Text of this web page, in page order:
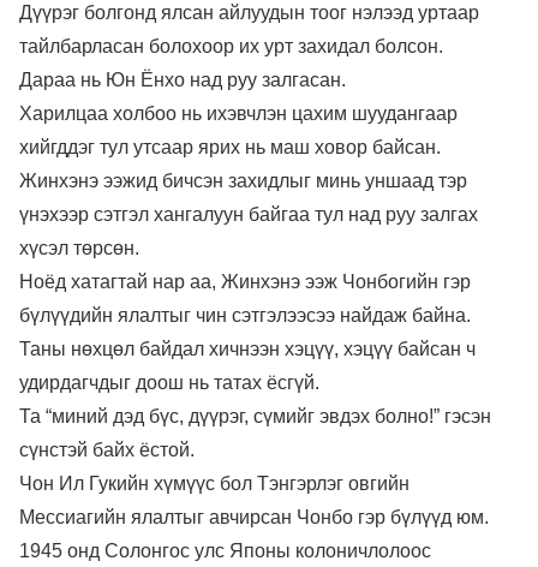
Дүүрэг болгонд ялсан айлуудын тоог нэлээд уртаар
тайлбарласан болохоор их урт захидал болсон.
Дараа нь Юн Ёнхо над руу залгасан.
Харилцаа холбоо нь ихэвчлэн цахим шуудангаар
хийгддэг тул утсаар ярих нь маш ховор байсан.
Жинхэнэ ээжид бичсэн захидлыг минь уншаад тэр
үнэхээр сэтгэл хангалуун байгаа тул над руу залгах
хүсэл төрсөн.
Ноёд хатагтай нар аа, Жинхэнэ ээж Чонбогийн гэр
бүлүүдийн ялалтыг чин сэтгэлээсээ найдаж байна.
Таны нөхцөл байдал хичнээн хэцүү, хэцүү байсан ч
удирдагчдыг доош нь татах ёсгүй.
Та “миний дэд бүс, дүүрэг, сүмийг эвдэх болно!” гэсэн
сүнстэй байх ёстой.
Чон Ил Гукийн хүмүүс бол Тэнгэрлэг овгийн
Мессиагийн ялалтыг авчирсан Чонбо гэр бүлүүд юм.
1945 онд Солонгос улс Японы колоничлолоос